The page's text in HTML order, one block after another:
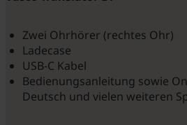
Zwei Ohrhörer (rechtes Ohr)
Ladecase
USB-C Kabel
Bedienungsanleitung sowie
Deutsch und vielen weiteren